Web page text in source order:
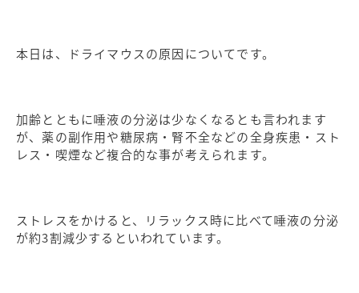
本日は、ドライマウスの原因についてです。
加齢とともに唾液の分泌は少なくなるとも言われます
が、薬の副作用や糖尿病・腎不全などの全身疾患・スト
レス・喫煙など複合的な事が考えられます。
ストレスをかけると、リラックス時に比べて唾液の分泌
が約3割減少するといわれています。